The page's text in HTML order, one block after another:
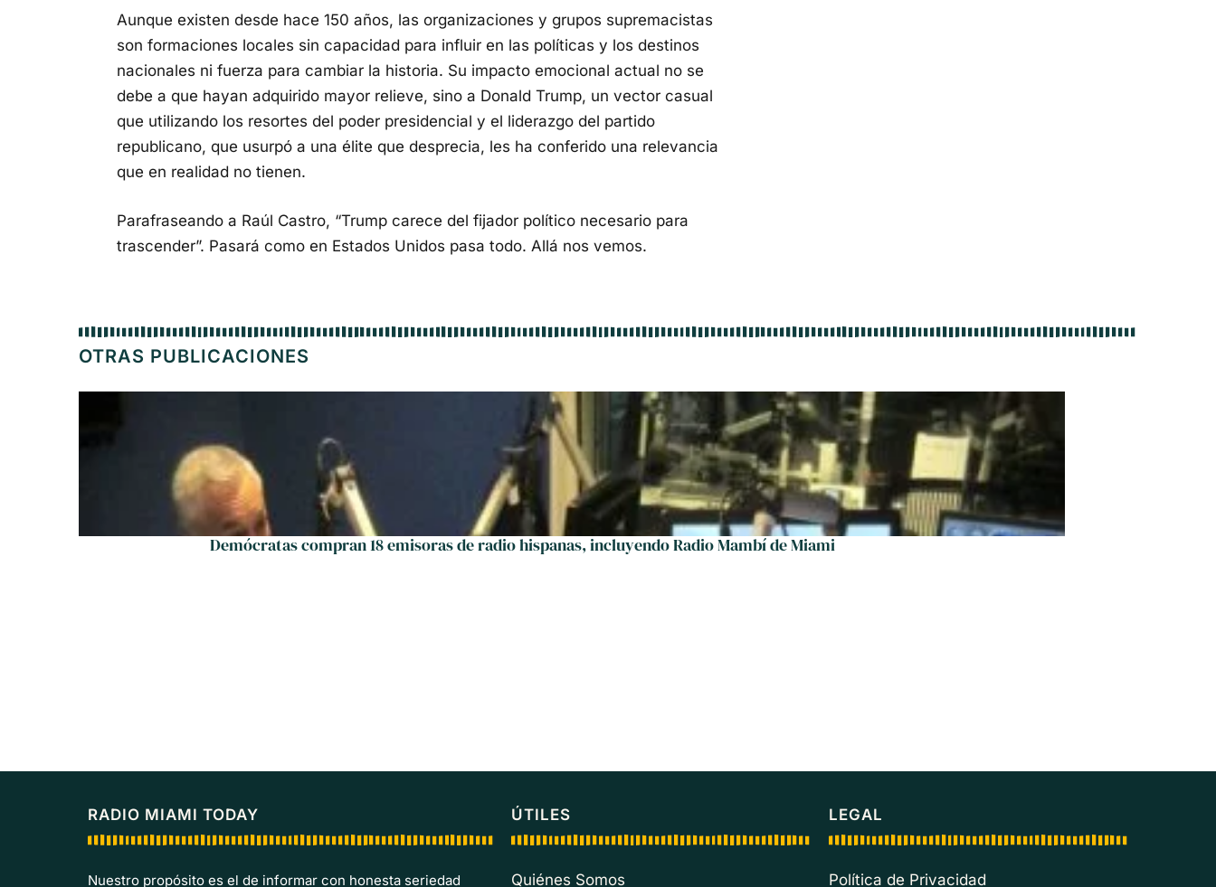
Aunque existen desde hace 150 años, las organizaciones y grupos supremacistas
son formaciones locales sin capacidad para influir en las políticas y los destinos
nacionales ni fuerza para cambiar la historia. Su impacto emocional actual no se
debe a que hayan adquirido mayor relieve, sino a Donald Trump, un vector casual
que utilizando los resortes del poder presidencial y el liderazgo del partido
republicano, que usurpó a una élite que desprecia, les ha conferido una relevancia
que en realidad no tienen.
Parafraseando a Raúl Castro, “Trump carece del fijador político necesario para
trascender”. Pasará como en Estados Unidos pasa todo. Allá nos vemos.
OTRAS PUBLICACIONES
Demócratas compran 18 emisoras de radio hispanas, incluyendo Radio Mambí de Miami
RADIO MIAMI TODAY
Nuestro propósito es el de informar con honesta seriedad
ÚTILES
Quiénes Somos
LEGAL
Política de Privacidad